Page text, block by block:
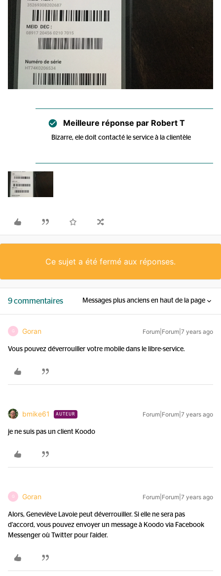
Meilleure réponse par Robert T
Bizarre, ele doit contacté le service à la clientèle
Ce sujet a été fermé aux réponses.
9 commentaires Messages plus anciens en haut de la page
G Goran Forum|Forum|7 years ago
Vous pouvez déverrouiller votre mobile dans le libre-service.
bmike61 AUTEUR Forum|Forum|7 years ago
je ne suis pas un client Koodo
G Goran Forum|Forum|7 years ago
Alors, Geneviève Lavoie peut déverrouiller. Si elle ne sera pas
d'accord, vous pouvez envoyer un message à Koodo via Facebook
Messenger où Twitter pour l'aider.